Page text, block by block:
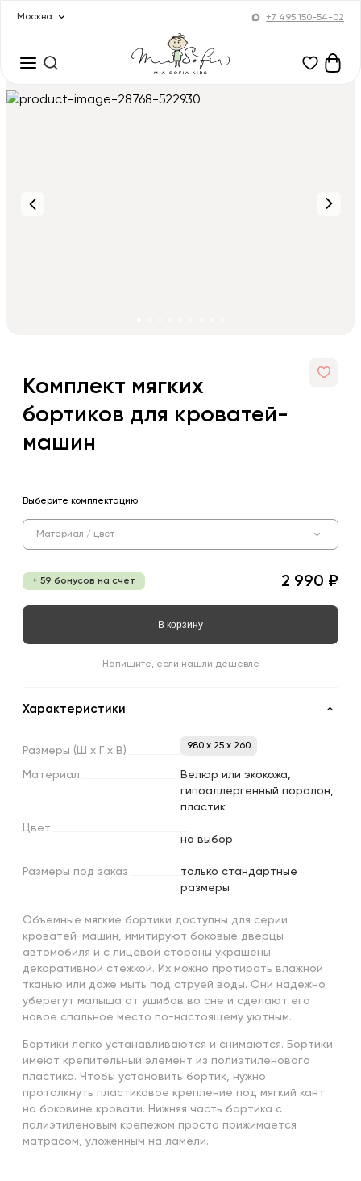
Москва +7 495 150-54-02
Комплект мягких
бортиков для кроватей-
машин
Выберите комплектацию:
Материал / цвет
+ 59 бонусов на счет 2 990 ₽
В корзину
Напишите, если нашли дешевле
Характеристики
Размеры (Ш х х В) 980 x 25 x 260
Материал
Велюр или экокожа,
гипоаллергенный поролон,
пластик
Цвет
на выбор
Размеры под заказ
только стандартные
размеры
Объемные мягкие бортики доступны для серии
кроватей-машин, имитируют боковые дверцы
автомобиля и с лицевой стороны украшены
декоративной стежкой. Их можно протирать влажной
тканью или даже мыть под струей воды. Они надежно
уберегут малыша от ушибов во сне и сделают его
новое спальное место по-настоящему уютным.
Бортики легко устанавливаются и снимаются. Бортики
имеют крепительный элемент из полиэтиленового
пластика. Чтобы установить бортик, нужно
протолкнуть пластиковое крепление под мягкий кант
на боковине кровати. Нижняя часть бортика с
полиэтиленовым крепежом просто прижимается
матрасом, уложенным на ламели.